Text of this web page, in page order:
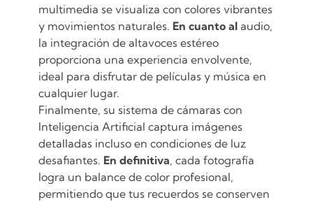
multimedia se visualiza con colores vibrantes
y movimientos naturales. En cuanto al audio,
la integración de altavoces estéreo
proporciona una experiencia envolvente,
ideal para disfrutar de películas y música en
cualquier lugar.
Finalmente, su sistema de cámaras con
Inteligencia Artificial captura imágenes
detalladas incluso en condiciones de luz
desafiantes. En definitiva, cada fotografía
logra un balance de color profesional,
permitiendo que tus recuerdos se conserven